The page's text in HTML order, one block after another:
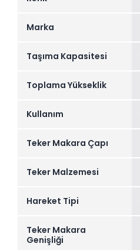
Marka
Taşıma Kapasitesi
Toplama Yükseklik
Kullanım
Teker Makara Çapı
Teker Malzemesi
Hareket Tipi
Teker Makara
Genişliği